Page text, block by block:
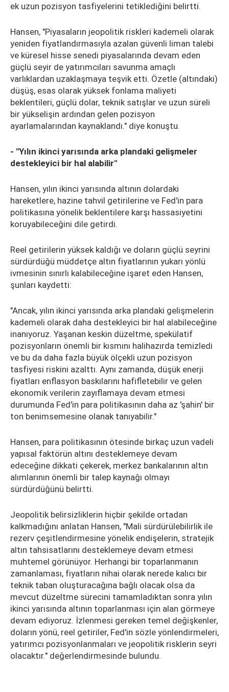
ek uzun pozisyon tasfiyelerini tetiklediğini belirtti.
Hansen, "Piyasaların jeopolitik riskleri kademeli olarak
yeniden fiyatlandırmasıyla azalan güvenli liman talebi
ve küresel hisse senedi piyasalarında devam eden
güçlü seyir de yatırımcıları savunma amaçlı
varlıklardan uzaklaşmaya teşvik etti. Özetle (altındaki)
düşüş, esas olarak yüksek fonlama maliyeti
beklentileri, güçlü dolar, teknik satışlar ve uzun süreli
bir yükselişin ardından gelen pozisyon
ayarlamalarından kaynaklandı." diye konuştu.
- "Yılın ikinci yarısında arka plandaki gelişmeler
destekleyici bir hal alabilir"
Hansen, yılın ikinci yarısında altının dolardaki
hareketlere, hazine tahvil getirilerine ve Fed'in para
politikasına yönelik beklentilere karşı hassasiyetini
koruyabileceğini dile getirdi.
Reel getirilerin yüksek kaldığı ve doların güçlü seyrini
sürdürdüğü müddetçe altın fiyatlarının yukarı yönlü
ivmesinin sınırlı kalabileceğine işaret eden Hansen,
şunları kaydetti:
"Ancak, yılın ikinci yarısında arka plandaki gelişmelerin
kademeli olarak daha destekleyici bir hal alabileceğine
inanıyoruz. Yaşanan keskin düzeltme, spekülatif
pozisyonların önemli bir kısmını halihazırda temizledi
ve bu da daha fazla büyük ölçekli uzun pozisyon
tasfiyesi riskini azalttı. Aynı zamanda, düşük enerji
fiyatları enflasyon baskılarını hafifletebilir ve gelen
ekonomik verilerin zayıflamaya devam etmesi
durumunda Fed'in para politikasının daha az 'şahin' bir
ton benimsemesine olanak tanıyabilir."
Hansen, para politikasının ötesinde birkaç uzun vadeli
yapısal faktörün altını desteklemeye devam
edeceğine dikkati çekerek, merkez bankalarının altın
alımlarının önemli bir talep kaynağı olmayı
sürdürdüğünü belirtti.
Jeopolitik belirsizliklerin hiçbir şekilde ortadan
kalkmadığını anlatan Hansen, "Mali sürdürülebilirlik ile
rezerv çeşitlendirmesine yönelik endişelerin, stratejik
altın tahsisatlarını desteklemeye devam etmesi
muhtemel görünüyor. Herhangi bir toparlanmanın
zamanlaması, fiyatların nihai olarak nerede kalıcı bir
teknik taban oluşturacağına bağlı olacak olsa da
mevcut düzeltme sürecini tamamladıktan sonra yılın
ikinci yarısında altının toparlanması için alan görmeye
devam ediyoruz. İzlenmesi gereken temel değişkenler,
doların yönü, reel getiriler, Fed'in sözle yönlendirmeleri,
yatırımcı pozisyonlanmaları ve jeopolitik risklerin seyri
olacaktır." değerlendirmesinde bulundu.